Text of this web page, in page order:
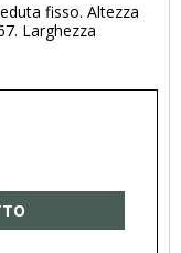
fisso. Altezza
Larghezza